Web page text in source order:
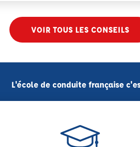
VOIR TOUS LES CONSEILS
L'école de conduite française